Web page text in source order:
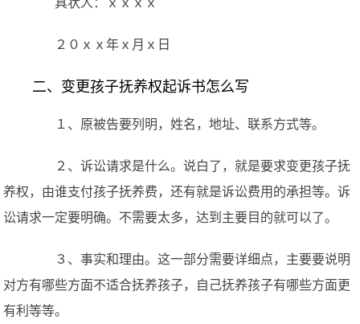
具状人：ｘｘｘｘ
２０ｘｘ年ｘ月ｘ日
二、变更孩子抚养权起诉书怎么写
１、原被告要列明，姓名，地址、联系方式等。
２、诉讼请求是什么。说白了，就是要求变更孩子抚
养权，由谁支付孩子抚养费，还有就是诉讼费用的承担等。诉
讼请求一定要明确。不需要太多，达到主要目的就可以了。
３、事实和理由。这一部分需要详细点，主要要说明
对方有哪些方面不适合抚养孩子，自己抚养孩子有哪些方面更
有利等等。